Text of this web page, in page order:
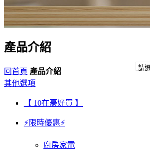
產品介紹
回首頁 產品介紹
其他選項
【 10在豪好買 】
⚡限時優惠⚡
廚房家電